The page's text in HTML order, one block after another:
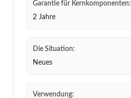
Garantie für Kernkomponenten:
2 Jahre
Die Situation:
Neues
Verwendung: